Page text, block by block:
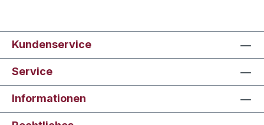
Kundenservice
Service
Informationen